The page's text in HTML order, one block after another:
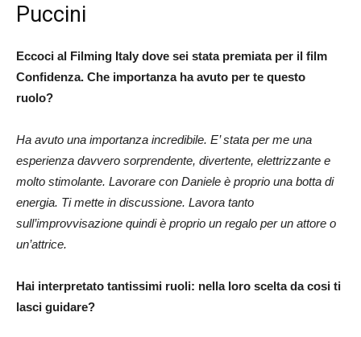
Puccini
Eccoci al Filming Italy dove sei stata premiata per il film
Confidenza. Che importanza ha avuto per te questo
ruolo?
Ha avuto una importanza incredibile. E’ stata per me una
esperienza davvero sorprendente, divertente, elettrizzante e
molto stimolante. Lavorare con Daniele è proprio una botta di
energia. Ti mette in discussione. Lavora tanto
sull’improvvisazione quindi è proprio un regalo per un attore o
un’attrice.
Hai interpretato tantissimi ruoli: nella loro scelta da cosi ti
lasci guidare?